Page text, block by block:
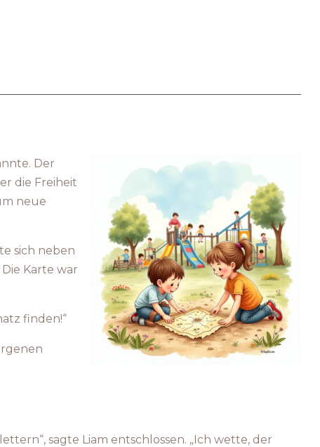
Der
die Freiheit
neue
sich neben
Karte war
finden!“
sagte Liam entschlossen. „Ich wette, der